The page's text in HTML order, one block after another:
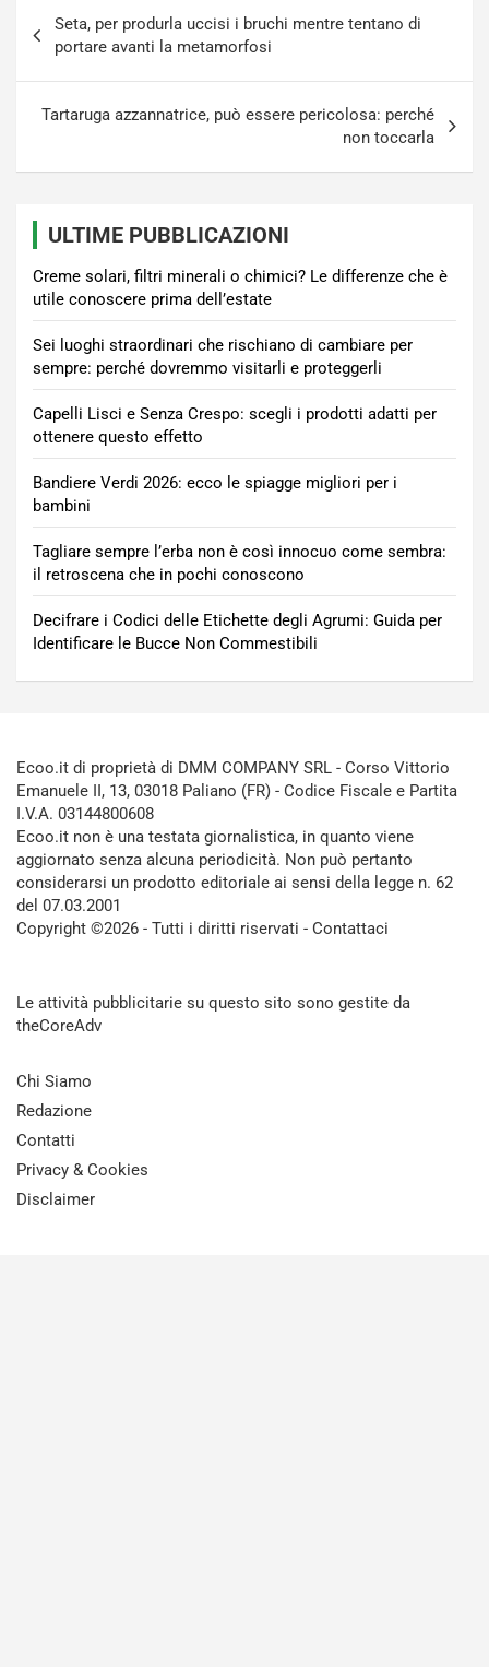
articoli
Seta, per produrla uccisi i bruchi mentre tentano di
portare avanti la metamorfosi
Tartaruga azzannatrice, può essere pericolosa: perché
non toccarla
ULTIME PUBBLICAZIONI
Creme solari, filtri minerali o chimici? Le differenze che è
utile conoscere prima dell’estate
Sei luoghi straordinari che rischiano di cambiare per
sempre: perché dovremmo visitarli e proteggerli
Capelli Lisci e Senza Crespo: scegli i prodotti adatti per
ottenere questo effetto
Bandiere Verdi 2026: ecco le spiagge migliori per i
bambini
Tagliare sempre l’erba non è così innocuo come sembra:
il retroscena che in pochi conoscono
Decifrare i Codici delle Etichette degli Agrumi: Guida per
Identificare le Bucce Non Commestibili
Ecoo.it di proprietà di DMM COMPANY SRL - Corso Vittorio
Emanuele II, 13, 03018 Paliano (FR) - Codice Fiscale e Partita
I.V.A. 03144800608
Ecoo.it non è una testata giornalistica, in quanto viene
aggiornato senza alcuna periodicità. Non può pertanto
considerarsi un prodotto editoriale ai sensi della legge n. 62
del 07.03.2001
Copyright ©2026 - Tutti i diritti riservati - Contattaci
Le attività pubblicitarie su questo sito sono gestite da
theCoreAdv
Chi Siamo
Redazione
Contatti
Privacy & Cookies
Disclaimer